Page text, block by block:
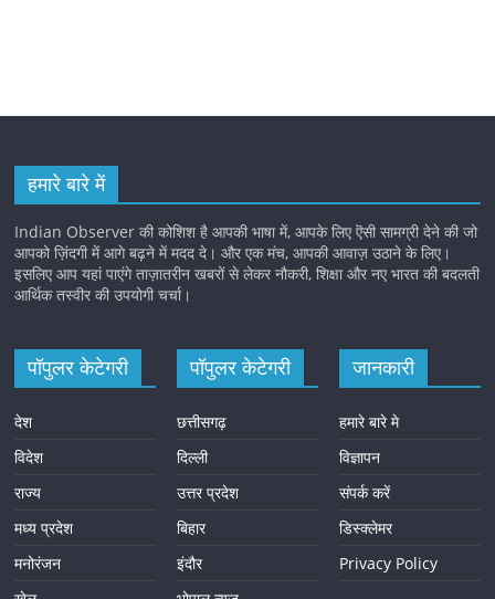
हमारे बारे में
Indian Observer की कोशिश है आपकी भाषा में, आपके लिए ऎसी सामग्री देने की जो
आपको ज़िंदगी में आगे बढ़ने में मदद दे। और एक मंच, आपकी आवाज़ उठाने के लिए।
इसलिए आप यहां पाएंगे ताज़ातरीन खबरों से लेकर नौकरी, शिक्षा और नए भारत की बदलती
आर्थिक तस्वीर की उपयोगी चर्चा।
पॉपुलर केटेगरी
देश
विदेश
राज्य
मध्य प्रदेश
मनोरंजन
पॉपुलर केटेगरी
छत्तीसगढ़
दिल्ली
उत्तर प्रदेश
बिहार
इंदौर
जानकारी
हमारे बारे मे
विज्ञापन
संपर्क करें
डिस्क्लेमर
Privacy Policy